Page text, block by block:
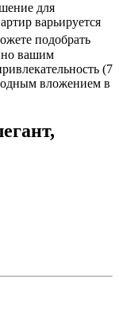
для
варьируется
подобрать
вашим
(7
вложением в